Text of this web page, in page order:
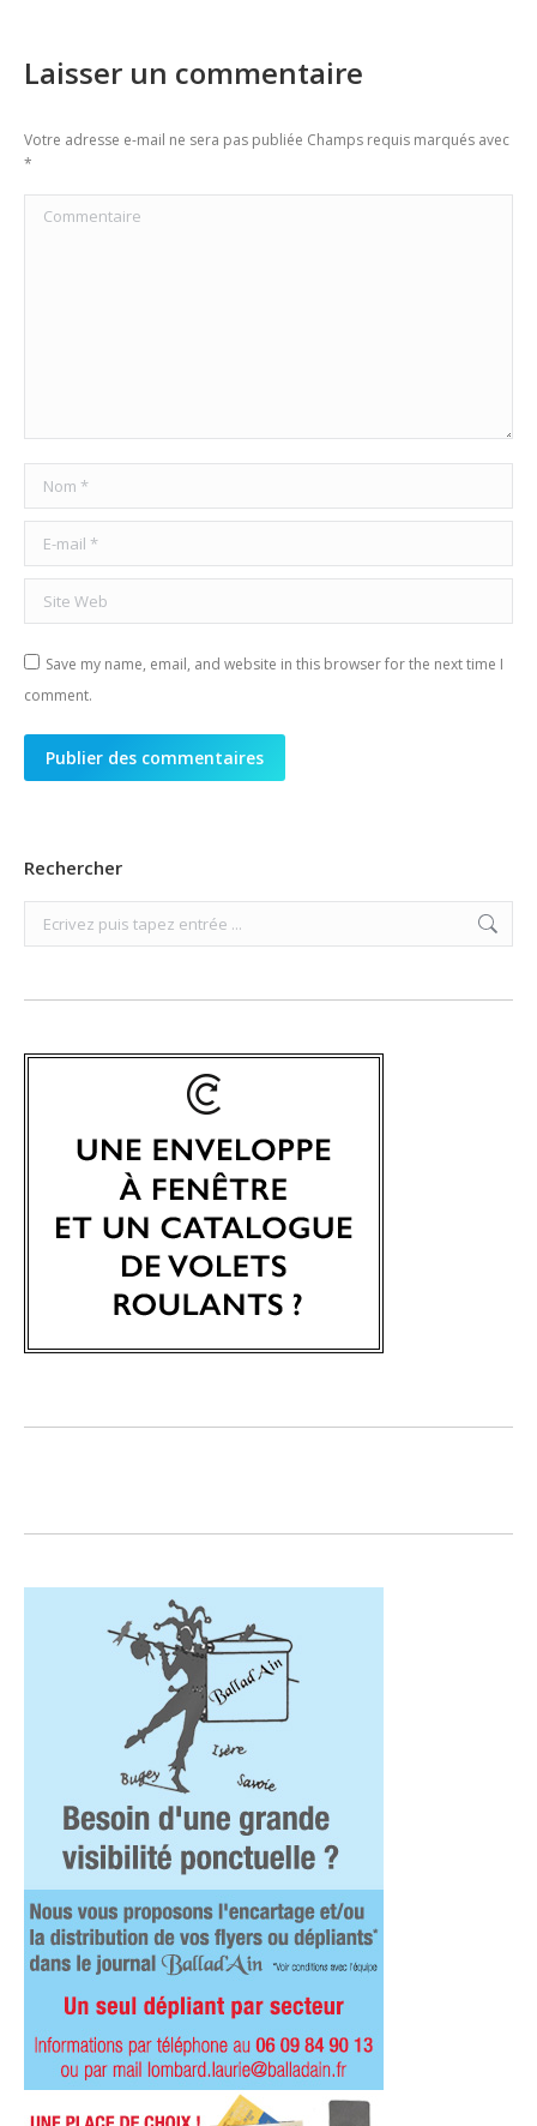
Laisser un commentaire
Votre adresse e-mail ne sera pas publiée Champs requis marqués avec
*
Commentaire
Nom *
E-mail *
Site Web
Save my name, email, and website in this browser for the next time I
comment.
Publier des commentaires
Rechercher
Search: